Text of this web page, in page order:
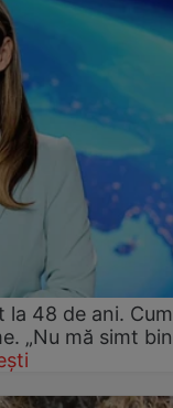
la 48 de ani. Cum
„Nu mă simt